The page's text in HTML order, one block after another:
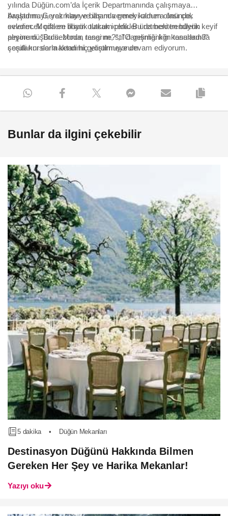
yılında Düğün.com’da İçerik Departmanında çalışmaya
başladım. Gerek klavye başında gerek kamera önünde,
evlenecek çiftlere ilham olacak içerikler üretmekten büyük keyif
alıyorum. "Bu sezonun rengi ne?", "O gelinliği kim tasarladı?"
sorularını sormaktan hiç yorulmuyorum.
Araştırmayı, yazmayı ve ilham vermeyi oldum olası çok
sevdim. Moda en büyük tutkum oldu. Bu da beni trendlerin
peşine düşürdü. Moda, tasarım, stil danışmanlığı konularında
çeşitli kurslarla kendimi geliştirmeye devam ediyorum.
Bunlar da ilgini çekebilir
5 dakika • Düğün Mekanları
Destinasyon Düğünü Hakkında Bilmen
Gereken Her Şey ve Harika Mekanlar!
Yazıyı oku